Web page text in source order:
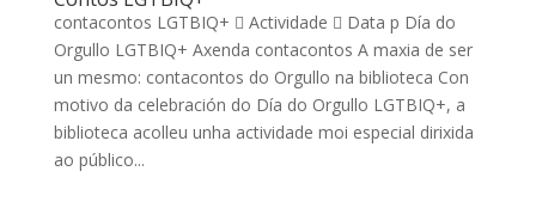
contacontos LGTBIQ+  Actividade  Data p Día do
Orgullo LGTBIQ+ Axenda contacontos A maxia de ser
un mesmo: contacontos do Orgullo na biblioteca Con
motivo da celebración do Día do Orgullo LGTBIQ+, a
biblioteca acolleu unha actividade moi especial dirixida
ao público...